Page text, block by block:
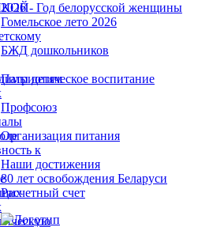
детям
к
2026 - Год белорусской женщины
Гомельское лето 2026
БЖД дошкольников
Патриотическое воспитание
Профсоюз
Организация питания
Наши достижения
80 лет освобождения Беларуси
Расчетный счет